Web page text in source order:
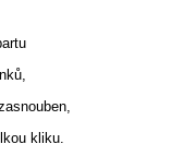
kliku.